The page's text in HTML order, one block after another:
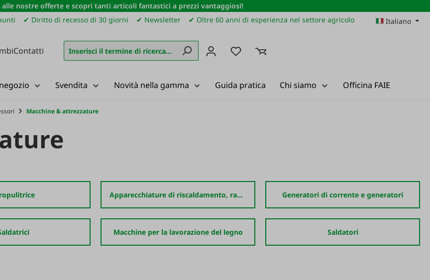
alle nostre offerte e scopri tanti articoli fantastici a prezzi vantaggiosi!
✔ Diritto di recesso di 30 giorni ✔ Newsletter ✔ Oltre 60 anni di esperienza nel settore agricolo Italiano
Contatti Hai 0 articoli nella lista dei desideri
Svendita Novità nella gamma Guida pratica Chi siamo Officina FAIE
Macchine & attrezzature
Apparecchiature di riscaldamento, raffreddamento e asciugatura Generatori di corrente e generatori
Macchine per la lavorazione del legno Saldatori